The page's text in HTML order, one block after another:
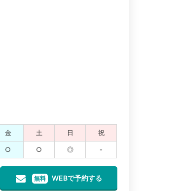
金 土 日 祝
○ ○ ◎ -
無料 WEBで予約する